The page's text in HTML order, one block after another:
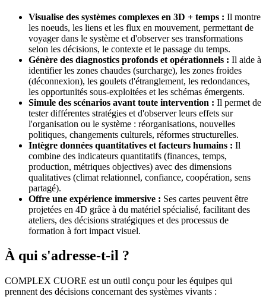
Visualise des systèmes complexes en 3D + temps : Il montre
les noeuds, les liens et les flux en mouvement, permettant de
voyager dans le système et d'observer ses transformations
selon les décisions, le contexte et le passage du temps.
Génère des diagnostics profonds et opérationnels : Il aide à
identifier les zones chaudes (surcharge), les zones froides
(déconnexion), les goulets d'étranglement, les redondances,
les opportunités sous-exploitées et les schémas émergents.
Simule des scénarios avant toute intervention : Il permet de
tester différentes stratégies et d'observer leurs effets sur
l'organisation ou le système : réorganisations, nouvelles
politiques, changements culturels, réformes structurelles.
Intègre données quantitatives et facteurs humains : Il
combine des indicateurs quantitatifs (finances, temps,
production, métriques objectives) avec des dimensions
qualitatives (climat relationnel, confiance, coopération, sens
partagé).
Offre une expérience immersive : Ses cartes peuvent être
projetées en 4D grâce à du matériel spécialisé, facilitant des
ateliers, des décisions stratégiques et des processus de
formation à fort impact visuel.
À qui s'adresse-t-il ?
COMPLEX CUORE est un outil conçu pour les équipes qui
prennent des décisions concernant des systèmes vivants :